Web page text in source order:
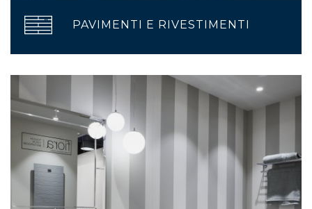
PAVIMENTI E RIVESTIMENTI